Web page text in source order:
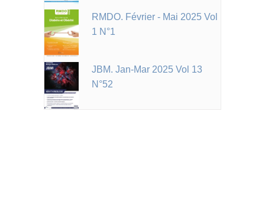
RMDO. Février - Mai 2025 Vol
1 N°1
JBM. Jan-Mar 2025 Vol 13
N°52